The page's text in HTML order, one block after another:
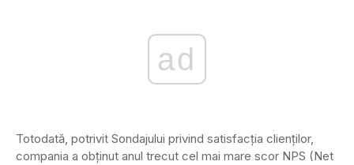
ad
Totodată, potrivit Sondajului privind satisfacția clienților,
compania a obținut anul trecut cel mai mare scor NPS (Net